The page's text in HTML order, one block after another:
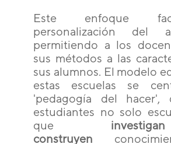
Este enfoque
personalización del
permitiendo a los
sus métodos a las
sus alumnos. El modelo
estas escuelas se
'pedagogía del hacer',
estudiantes no solo
que
construyen